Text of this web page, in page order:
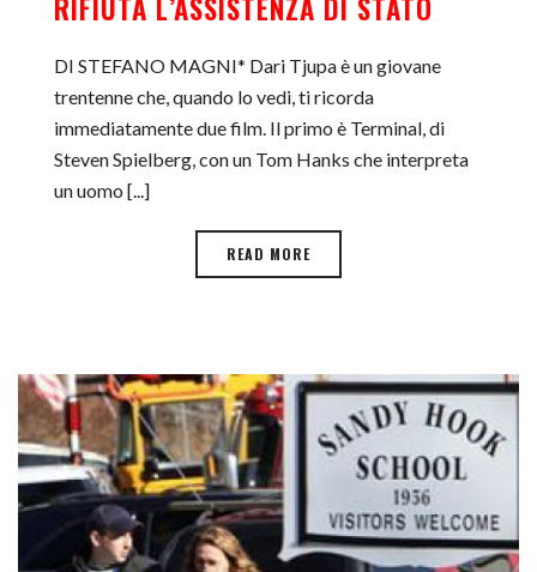
DI STEFANO MAGNI* Dari Tjupa è un giovane
trentenne che, quando lo vedi, ti ricorda
immediatamente due film. Il primo è Terminal, di
Steven Spielberg, con un Tom Hanks che interpreta
un uomo [...]
READ MORE